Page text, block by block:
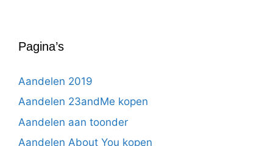
Pagina’s
Aandelen 2019
Aandelen 23andMe kopen
Aandelen aan toonder
Aandelen About You kopen